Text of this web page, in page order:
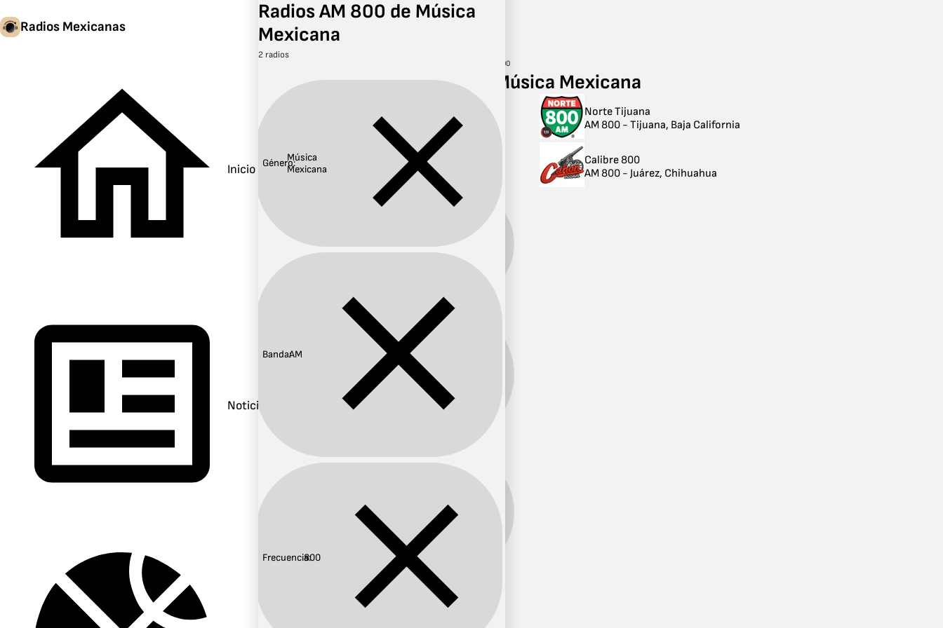
Radios Mexicanas
Inicio
Noticias
AM 800
Radios AM 800 de Música Mexicana
Radios AM 800 de
Música Mexicana
Género:Mexicana
Banda:AM
Frecuencia:
Provincia
Norte Tijuana
AM 800 - Tijuana, Baja California
Calibre 800
AM 800 - Juárez, Chihuahua
Radios AM 800 de Música
Mexicana
2 radios
Género:Música
Mexicana
Banda:AM
Frecuencia:800